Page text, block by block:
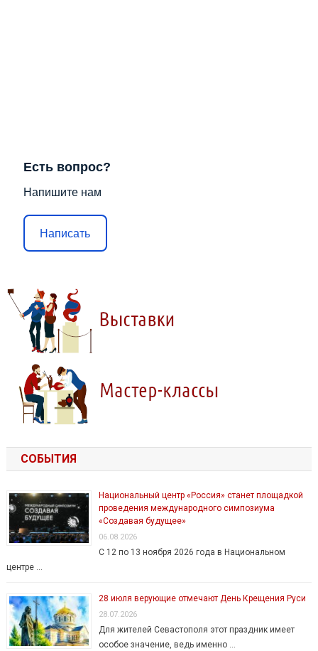
Есть вопрос?
Напишите нам
Написать
СОБЫТИЯ
Национальный центр «Россия» станет площадкой
проведения международного симпозиума
«Создавая будущее»
06.08.2026
С 12 по 13 ноября 2026 года в Национальном
центре …
28 июля верующие отмечают День Крещения Руси
28.07.2026
Для жителей Севастополя этот праздник имеет
особое значение, ведь именно …